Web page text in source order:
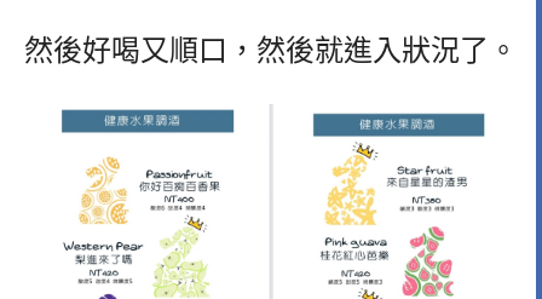
然後好喝又順口，然後就進入狀況了。